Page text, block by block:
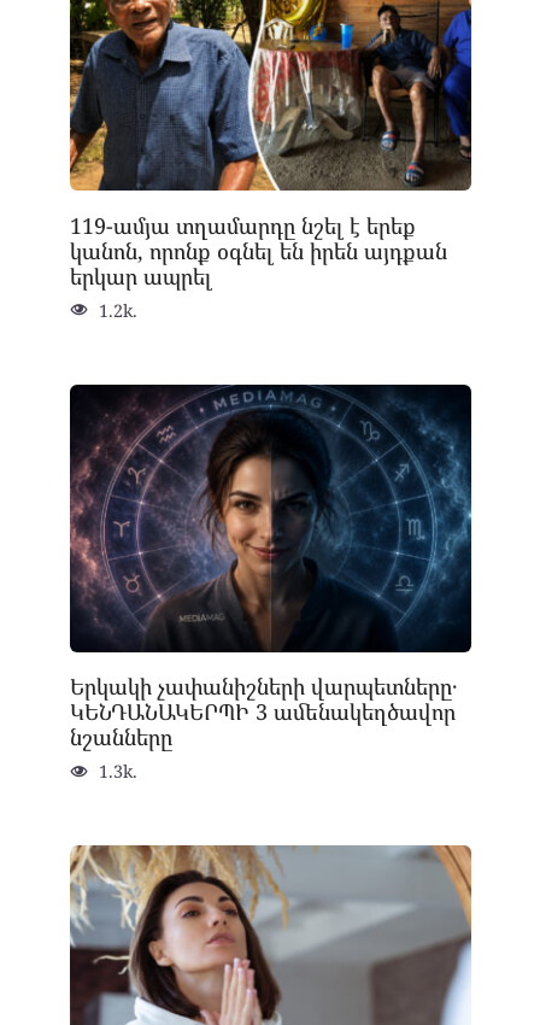
119-ամյա տղամարդը նշել է երեք
կանոն, որոնք օգնել են իրեն այդքան
երկար ապրել
1.2k.
Երկակի չափանիշների վարպետները․
ԿԵՆԴԱՆԱԿԵՐՊԻ 3 ամենակեղծավոր
նշանները
1.3k.